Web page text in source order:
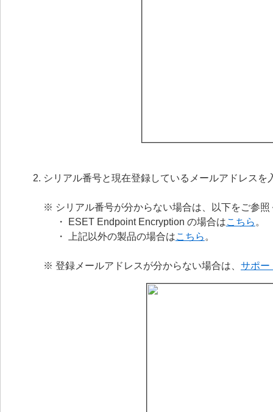
シリアル番号と現在登録しているメールアドレス
※ シリアル番号が分からない場合は、以下をご参照
・ ESET Endpoint Encryption の場合はこちら 。
・ 上記以外の製品の場合はこちら 。
※ 登録メールアドレスが分からない場合は、 サポー